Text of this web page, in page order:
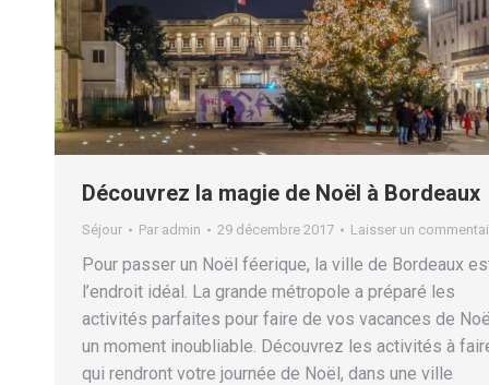
Découvrez la magie de Noël à Bordeaux
Séjour Par admin 29 décembre 2017 Laisser un
Pour passer un Noël féerique, la ville de Bordeaux
l’endroit idéal. La grande métropole a préparé les
activités parfaites pour faire de vos vacances de
un moment inoubliable. Découvrez les activités à
qui rendront votre journée de Noël, dans une ville